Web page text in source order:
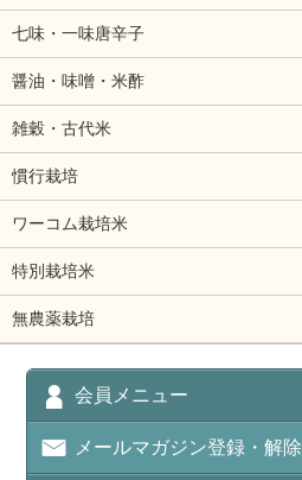
七味・一味唐辛子
醤油・味噌・米酢
雑穀・古代米
慣行栽培
ワーコム栽培米
特別栽培米
無農薬栽培
会員メニュー
メールマガジン登録・解除